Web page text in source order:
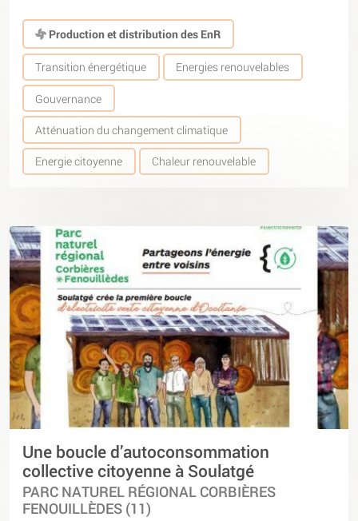
Production et distribution des EnR
Transition énergétique Energies renouvelables
Gouvernance
Atténuation du changement climatique
Energie citoyenne Chaleur renouvelable
Une boucle d’autoconsommation
collective citoyenne à Soulatgé
PARC NATUREL RÉGIONAL CORBIÈRES
FENOUILLÈDES (11)